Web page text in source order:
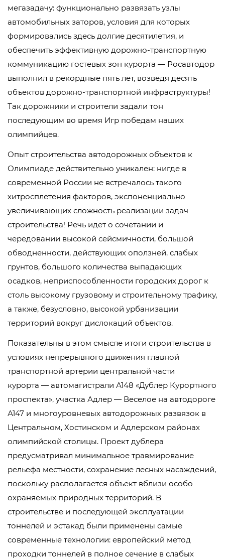
мегазадачу: функционально развязать узлы
автомобильных заторов, условия для которых
формировались здесь долгие десятилетия, и
обеспечить эффективную дорожно-транспортную
коммуникацию гостевых зон курорта — Росавтодор
выполнил в рекордные пять лет, возведя десять
объектов дорожно-транспортной инфраструктуры!
Так дорожники и строители задали тон
последующим во время Игр победам наших
олимпийцев.
Опыт строительства автодорожных объектов к
Олимпиаде действительно уникален: нигде в
современной России не встречалось такого
хитросплетения факторов, экспоненциально
увеличивающих сложность реализации задач
строительства! Речь идет о сочетании и
чередовании высокой сейсмичности, большой
обводненности, действующих оползней, слабых
грунтов, большого количества выпадающих
осадков, неприспособленности городских дорог к
столь высокому грузовому и строительному трафику,
а также, безусловно, высокой урбанизации
территорий вокруг дислокаций объектов.
Показательны в этом смысле итоги строительства в
условиях непрерывного движения главной
транспортной артерии центральной части
курорта — автомагистрали А148 «Дублер Курортного
проспекта», участка Адлер — Веселое на автодороге
А147 и многоуровневых автодорожных развязок в
Центральном, Хостинском и Адлерском районах
олимпийской столицы. Проект дублера
предусматривал минимальное травмирование
рельефа местности, сохранение лесных насаждений,
поскольку располагается объект вблизи особо
охраняемых природных территорий. В
строительстве и последующей эксплуатации
тоннелей и эстакад были применены самые
современные технологии: европейский метод
проходки тоннелей в полное сечение в слабых